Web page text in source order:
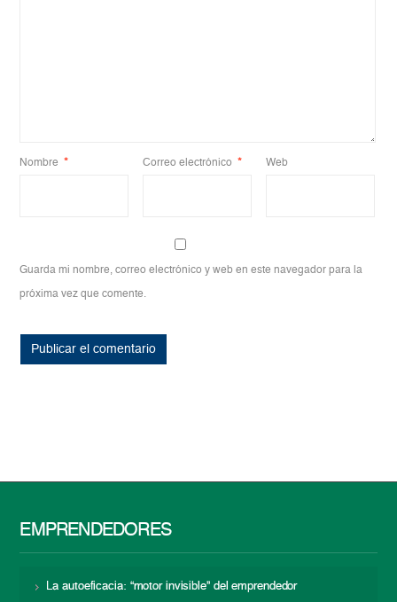
Nombre * Correo electrónico * Web
Guarda mi nombre, correo electrónico y web en este navegador para la
próxima vez que comente.
EMPRENDEDORES
La autoeficacia: “motor invisible” del emprendedor